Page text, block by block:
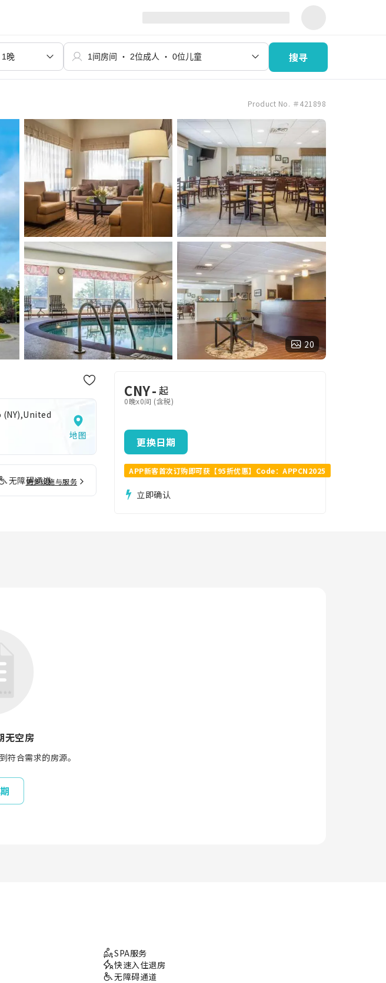
搜寻
Product No. ＃421898
20
地图
无障碍通道
更多设施与服务
CNY- 起
0晚x0间 (含税)
更换日期
APP新客首次订购即可获【95折优惠】Code：APPCN2025
立即确认
无空房
符合需求的房源。
SPA服务
快速入住退房
无障碍通道